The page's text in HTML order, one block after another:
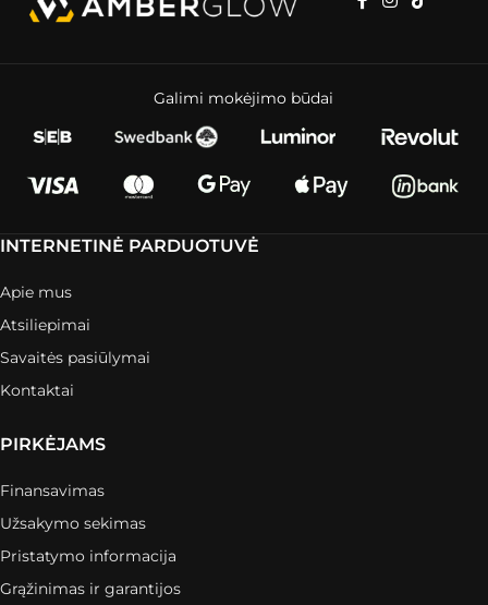
Galimi mokėjimo būdai
INTERNETINĖ PARDUOTUVĖ
Apie mus
Atsiliepimai
Savaitės pasiūlymai
Kontaktai
PIRKĖJAMS
Finansavimas
Užsakymo sekimas
Pristatymo informacija
Grąžinimas ir garantijos